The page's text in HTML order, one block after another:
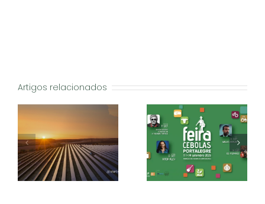
Artigos relacionados
Feira das Cebolas
2025: Tradição e
sabores em Portalegre
Economia Azul:
Portugal no rumo da
sustentabilidade e
crescimento marítimo